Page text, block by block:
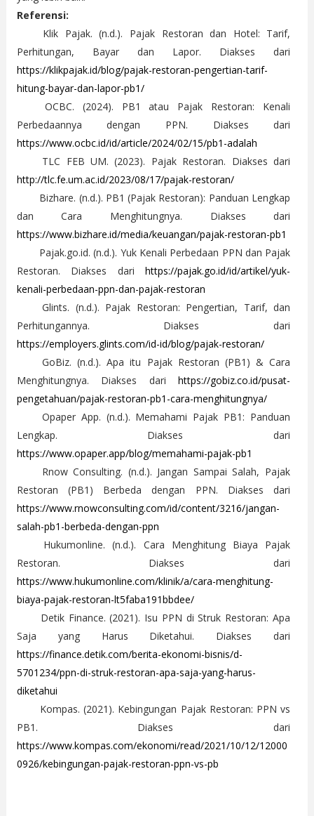
Referensi:
Klik Pajak. (n.d.). Pajak Restoran dan Hotel: Tarif,
Perhitungan, Bayar dan Lapor. Diakses dari
https://klikpajak.id/blog/pajak-restoran-pengertian-tarif-
hitung-bayar-dan-lapor-pb1/
OCBC. (2024). PB1 atau Pajak Restoran: Kenali
Perbedaannya dengan PPN. Diakses dari
https://www.ocbc.id/id/article/2024/02/15/pb1-adalah
TLC FEB UM. (2023). Pajak Restoran. Diakses dari
http://tlc.fe.um.ac.id/2023/08/17/pajak-restoran/
Bizhare. (n.d.). PB1 (Pajak Restoran): Panduan Lengkap
dan Cara Menghitungnya. Diakses dari
https://www.bizhare.id/media/keuangan/pajak-restoran-pb1
Pajak.go.id. (n.d.). Yuk Kenali Perbedaan PPN dan Pajak
Restoran. Diakses darihttps://pajak.go.id/id/artikel/yuk-
kenali-perbedaan-ppn-dan-pajak-restoran
Glints. (n.d.). Pajak Restoran: Pengertian, Tarif, dan
Perhitungannya. Diakses dari
https://employers.glints.com/id-id/blog/pajak-restoran/
GoBiz. (n.d.). Apa itu Pajak Restoran (PB1) & Cara
Menghitungnya. Diakses darihttps://gobiz.co.id/pusat-
pengetahuan/pajak-restoran-pb1-cara-menghitungnya/
Opaper App. (n.d.). Memahami Pajak PB1: Panduan
Lengkap. Diakses dari
https://www.opaper.app/blog/memahami-pajak-pb1
Rnow Consulting. (n.d.). Jangan Sampai Salah, Pajak
Restoran (PB1) Berbeda dengan PPN. Diakses dari
https://www.rnowconsulting.com/id/content/3216/jangan-
salah-pb1-berbeda-dengan-ppn
Hukumonline. (n.d.). Cara Menghitung Biaya Pajak
Restoran. Diakses dari
https://www.hukumonline.com/klinik/a/cara-menghitung-
biaya-pajak-restoran-lt5faba191bbdee/
Detik Finance. (2021). Isu PPN di Struk Restoran: Apa
Saja yang Harus Diketahui. Diakses dari
https://finance.detik.com/berita-ekonomi-bisnis/d-
5701234/ppn-di-struk-restoran-apa-saja-yang-harus-
diketahui
Kompas. (2021). Kebingungan Pajak Restoran: PPN vs
PB1. Diakses dari
https://www.kompas.com/ekonomi/read/2021/10/12/12000
0926/kebingungan-pajak-restoran-ppn-vs-pb